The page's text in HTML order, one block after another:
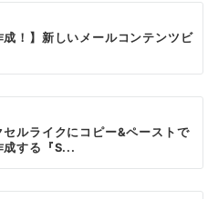
成！】新しいメールコンテンツビ
セルライクにコピー&ペーストで
成する『S...